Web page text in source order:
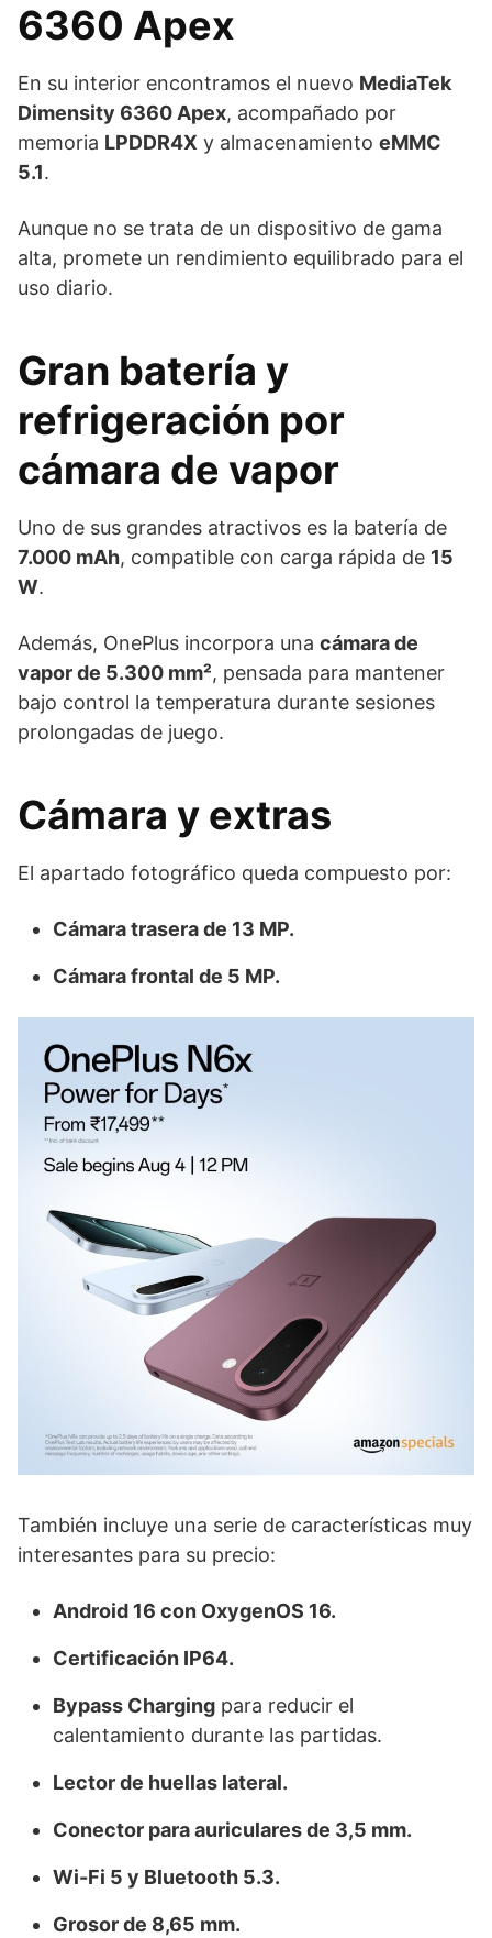
6360 Apex
En su interior encontramos el nuevo MediaTek
Dimensity 6360 Apex, acompañado por
memoria LPDDR4X y almacenamiento eMMC
5.1.
Aunque no se trata de un dispositivo de gama
alta, promete un rendimiento equilibrado para el
uso diario.
Gran batería y
refrigeración por
cámara de vapor
Uno de sus grandes atractivos es la batería de
7.000 mAh, compatible con carga rápida de 15
W.
Además, OnePlus incorpora una cámara de
vapor de 5.300 mm², pensada para mantener
bajo control la temperatura durante sesiones
prolongadas de juego.
Cámara y extras
El apartado fotográfico queda compuesto por:
Cámara trasera de 13 MP.
Cámara frontal de 5 MP.
También incluye una serie de características muy
interesantes para su precio:
Android 16 con OxygenOS 16.
Certificación IP64.
Bypass Charging para reducir el
calentamiento durante las partidas.
Lector de huellas lateral.
Conector para auriculares de 3,5 mm.
Wi-Fi 5 y Bluetooth 5.3.
Grosor de 8,65 mm.